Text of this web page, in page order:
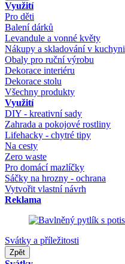
Využití
Pro děti
Balení dárků
Levandule a vonné květy
Nákupy a skladování v kuchyni
Obaly pro ruční výrobu
Dekorace interiéru
Dekorace stolu
Všechny produkty
Využití
DIY - kreativní sady
Zahrada a pokojové rostliny
Lifehacky - chytré tipy
Na cesty
Zero waste
Pro domácí mazlíčky
Sáčky na hrozny - ochrana
Vytvořit vlastní návrh
Reklama
Svátky a příležitosti
Zpět